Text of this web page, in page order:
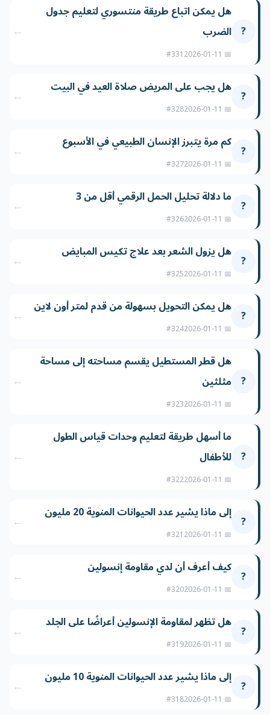
?
هل يمكن اتباع طريقة منتسوري لتعليم جدول
الضرب
📅 2026-01-11
#331
←
? هل يجب على المريض صلاة العيد في البيت
📅 2026-01-11
#328
←
? كم مرة يتبرز الإنسان الطبيعي في الأسبوع
📅 2026-01-11
#327
←
? ما دلالة تحليل الحمل الرقمي أقل من 3
📅 2026-01-11
#326
←
? هل يزول الشعر بعد علاج تكيس المبايض
📅 2026-01-11
#325
←
? هل يمكن التحويل بسهولة من قدم لمتر أون لاين
📅 2026-01-11
#324
←
?
هل قطر المستطيل يقسم مساحته إلى مساحة
مثلثين
📅 2026-01-11
#323
←
?
ما أسهل طريقة لتعليم وحدات قياس الطول
للأطفال
📅 2026-01-11
#322
←
? إلى ماذا يشير عدد الحيوانات المنوية 20 مليون
📅 2026-01-11
#321
←
? كيف أعرف أن لدي مقاومة إنسولين
📅 2026-01-11
#320
←
? هل تظهر لمقاومة الإنسولين أعراضًا على الجلد
📅 2026-01-11
#319
←
? إلى ماذا يشير عدد الحيوانات المنوية 10 مليون
📅 2026-01-11
#318
←